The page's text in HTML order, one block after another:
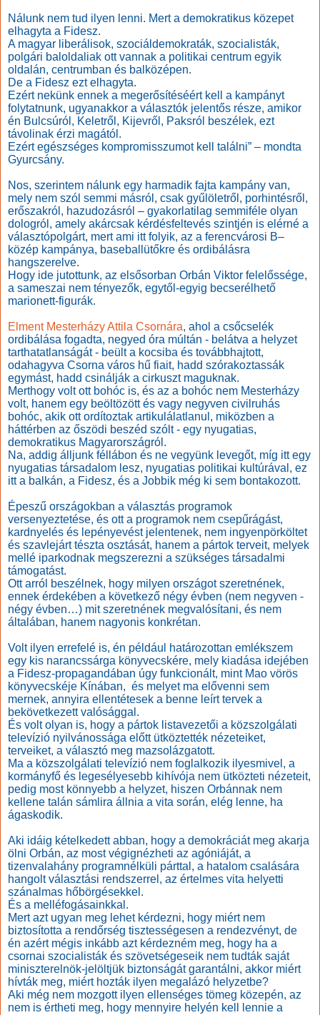
Nálunk nem tud ilyen lenni. Mert a demokratikus közepet
elhagyta a Fidesz.
A magyar liberálisok, szociáldemokraták, szocialisták,
polgári baloldaliak ott vannak a politikai centrum egyik
oldalán, centrumban és balközépen.
De a Fidesz ezt elhagyta.
Ezért nekünk ennek a megerősítéséért kell a kampányt
folytatnunk, ugyanakkor a választók jelentős része, amikor
én Bulcsúról, Keletről, Kijevről, Paksról beszélek, ezt
távolinak érzi magától.
Ezért egészséges kompromisszumot kell találni” – mondta
Gyurcsány.
Nos, szerintem nálunk egy harmadik fajta kampány van,
mely nem szól semmi másról, csak gyűlöletről, porhintésről,
erőszakról, hazudozásról – gyakorlatilag semmiféle olyan
dologról, amely akárcsak kérdésfeltevés szintjén is elérné a
választópolgárt, mert ami itt folyik, az a ferencvárosi B–
közép kampánya, baseballütőkre és ordibálásra
hangszerelve.
Hogy ide jutottunk, az elsősorban Orbán Viktor felelőssége,
a sameszai nem tényezők, egytől-egyig becserélhető
marionett-figurák.
Elment Mesterházy Attila Csornára, ahol a csőcselék
ordibálása fogadta, negyed óra múltán - belátva a helyzet
tarthatatlanságát - beült a kocsiba és továbbhajtott,
odahagyva Csorna város hű fiait, hadd szórakoztassák
egymást, hadd csinálják a cirkuszt maguknak.
Merthogy volt ott bohóc is, és az a bohóc nem Mesterházy
volt, hanem egy beöltözött és vagy negyven civilruhás
bohóc, akik ott ordítoztak artikulálatlanul, miközben a
háttérben az őszödi beszéd szólt - egy nyugatias,
demokratikus Magyarországról.
Na, addig álljunk féllábon és ne vegyünk levegőt, míg itt egy
nyugatias társadalom lesz, nyugatias politikai kultúrával, ez
itt a balkán, a Fidesz, és a Jobbik még ki sem bontakozott.
Épeszű országokban a választás programok
versenyeztetése, és ott a programok nem csepűrágást,
kardnyelés és lepényevést jelentenek, nem ingyenpörköltet
és szavlejárt tészta osztását, hanem a pártok terveit, melyek
mellé iparkodnak megszerezni a szükséges társadalmi
támogatást.
Ott arról beszélnek, hogy milyen országot szeretnének,
ennek érdekében a következő négy évben (nem negyven -
négy évben…) mit szeretnének megvalósítani, és nem
általában, hanem nagyonis konkrétan.
Volt ilyen errefelé is, én például határozottan emlékszem
egy kis narancssárga könyvecskére, mely kiadása idejében
a Fidesz-propagandában úgy funkcionált, mint Mao vörös
könyvecskéje Kínában, és melyet ma elővenni sem
mernek, annyira ellentétesek a benne leírt tervek a
bekövetkezett valósággal.
És volt olyan is, hogy a pártok listavezetői a közszolgálati
televízió nyilvánossága előtt ütköztették nézeteiket,
terveiket, a választó meg mazsolázgatott.
Ma a közszolgálati televízió nem foglalkozik ilyesmivel, a
kormányfő és legesélyesebb kihívója nem ütközteti nézeteit,
pedig most könnyebb a helyzet, hiszen Orbánnak nem
kellene talán sámlira állnia a vita során, elég lenne, ha
ágaskodik.
Aki idáig kételkedett abban, hogy a demokráciát meg akarja
ölni Orbán, az most végignézheti az agóniáját, a
tizenvalahány programnélküli párttal, a hatalom csalására
hangolt választási rendszerrel, az értelmes vita helyetti
szánalmas hőbörgésekkel.
És a melléfogásainkkal.
Mert azt ugyan meg lehet kérdezni, hogy miért nem
biztosította a rendőrség tisztességesen a rendezvényt, de
én azért mégis inkább azt kérdezném meg, hogy ha a
csornai szocialisták és szövetségeseik nem tudták saját
miniszterelnök-jelöltjük biztonságát garantálni, akkor miért
hívták meg, miért hozták ilyen megalázó helyzetbe?
Aki még nem mozgott ilyen ellenséges tömeg közepén, az
nem is értheti meg, hogy mennyire helyén kell lennie a